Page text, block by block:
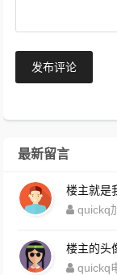
发布评论
最新留言
楼主就是
quickq
楼主的头
quickq